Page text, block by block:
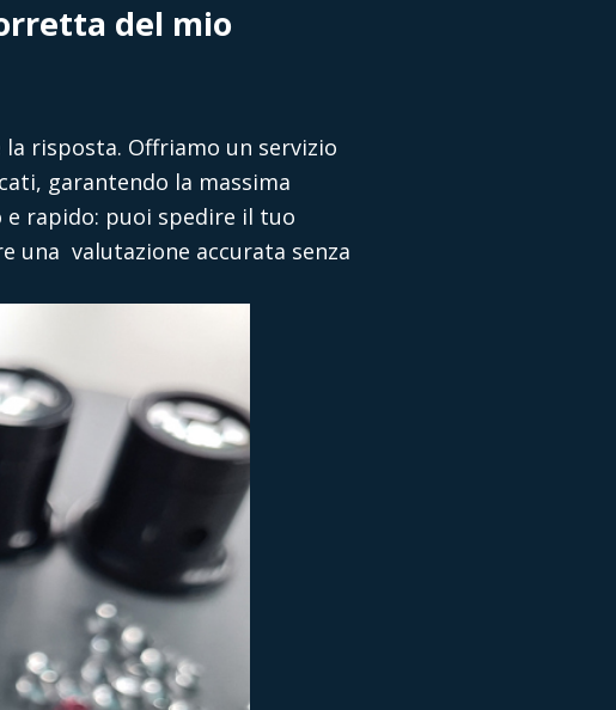
del mio
la risposta. Offriamo un servizio
garantendo la massima
rapido: puoi spedire il tuo
una valutazione accurata senza